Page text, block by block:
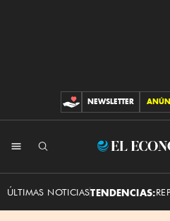
CONTRIBUCIONES
NEWSLETTER
El
ÚLTIMAS NOTICIASTENDENCIAS: